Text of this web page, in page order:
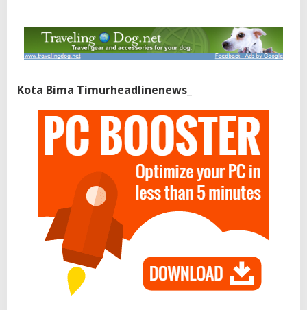
Kota Bima Timurheadlinenews_